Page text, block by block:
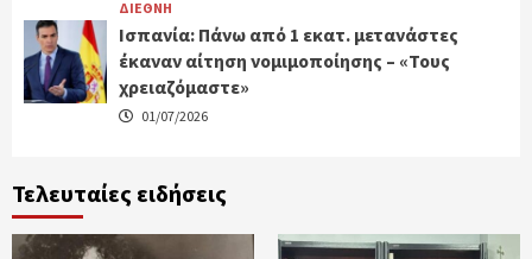
ΔΙΕΘΝΗ
Ισπανία: Πάνω από 1 εκατ. μετανάστες
έκαναν αίτηση νομιμοποίησης – «Τους
χρειαζόμαστε»
01/07/2026
Τελευταίες ειδήσεις